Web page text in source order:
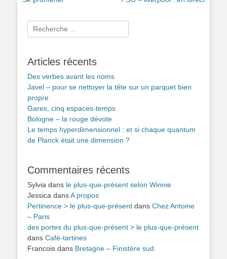
Rechercher :
Articles récents
Des verbes avant les noms
Javel – pour se nettoyer la tête sur un parquet bien
propre
Gares, cinq espaces-temps
Bologne – la rouge dévote
Le temps hyperdimensionnel : et si chaque quantum
de Planck était une dimension ?
Commentaires récents
Sylvia dans le plus-que-présent selon Winnie
Jessica dansA propos
Pertinence > le plus-que-présent dans Chez Antoine
– Paris
des portes du plus-que-présent > le plus-que-présent
dans Café-tartines
Francois dans Bretagne – Finistère sud